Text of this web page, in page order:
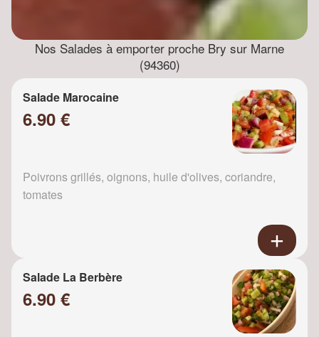
Nos Salades à emporter proche Bry sur Marne
(94360)
Salade Marocaine
6.90 €
Poivrons grillés, oignons, huile d'olives, coriandre,
tomates
Salade La Berbère
6.90 €